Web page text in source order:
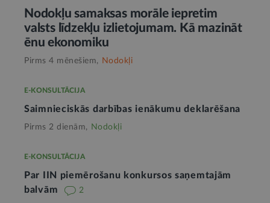
Nodokļu samaksas morāle iepretim
valsts līdzekļu izlietojumam. Kā mazināt
ēnu ekonomiku
Pirms 4 mēnešiem, Nodokļi
E-KONSULTĀCIJA
Saimnieciskās darbības ienākumu deklarēšana
Pirms 2 dienām, Nodokļi
E-KONSULTĀCIJA
Par IIN piemērošanu konkursos saņemtajām
balvām
2